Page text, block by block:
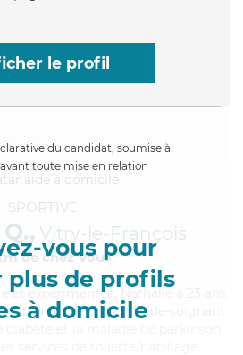
le profil
du candidat, soumise à
toute mise en relation
vous pour
plus de profils
à domicile
SPORTIVE
Vitry-le-François
de chez Vous
et expérimentée, Nathalie a 23 ans
un diplôme d'Etat d'aide-soignant